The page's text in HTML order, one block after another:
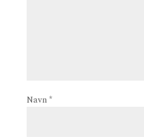
Navn*